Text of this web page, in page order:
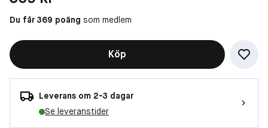
Du får 369 poäng som medlem
Köp
Leverans om 2-3 dagar
Se leveranstider